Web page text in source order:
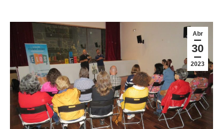
Abr
30
2023